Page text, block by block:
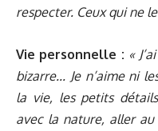
respecter. Ceux qui ne
Vie personnelle : «
bizarre... Je n’aime ni
la vie, les petits
avec la nature, aller